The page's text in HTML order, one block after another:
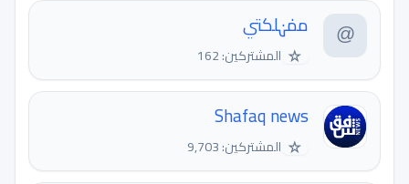
ممٰہٰلكتي
☆ المشتركين: 162
Shafaq news
☆ المشتركين: 9,703